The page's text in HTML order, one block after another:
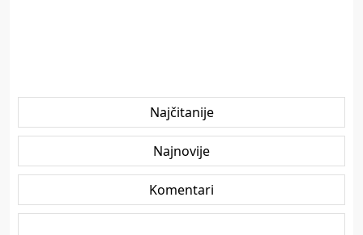
Najčitanije
Najnovije
Komentari